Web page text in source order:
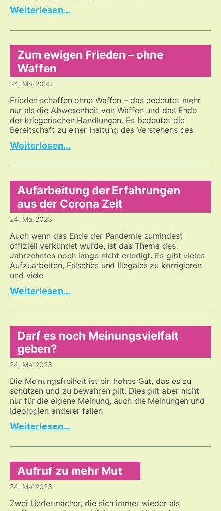
daran
…
noch
der
über
Dialog
eine
Brücke
zum
zu
Zum ewigen Frieden – ohne
Waffen
24. Mai 2023
Frieden schaffen ohne Waffen – das bedeutet mehr
nur als die Abwesenheit von Waffen und das Ende
der kriegerischen Handlungen. Es bedeutet die
Bereitschaft zu einer Haltung des Verstehens des
…
Frieden
ohne
Waffen
Aufarbeitung der Erfahrungen
aus der Corona Zeit
24. Mai 2023
Auch wenn das Ende der Pandemie zumindest
offiziell verkündet wurde, ist das Thema des
Jahrzehntes noch lange nicht erledigt. Es gibt vieles
Aufzuarbeiten, Falsches und Illegales zu korrigieren
und viele
…
Erfahrungen
der
Zeit
Darf es noch Meinungsvielfalt
geben?
24. Mai 2023
Die Meinungsfreiheit ist ein hohes Gut, das es zu
schützen und zu bewahren gilt. Dies gilt aber nicht
nur für die eigene Meinung, auch die Meinungen und
Ideologien anderer fallen
…
noch
geben?
Aufruf zu mehr Mut
24. Mai 2023
Zwei Liedermacher, die sich immer wieder als